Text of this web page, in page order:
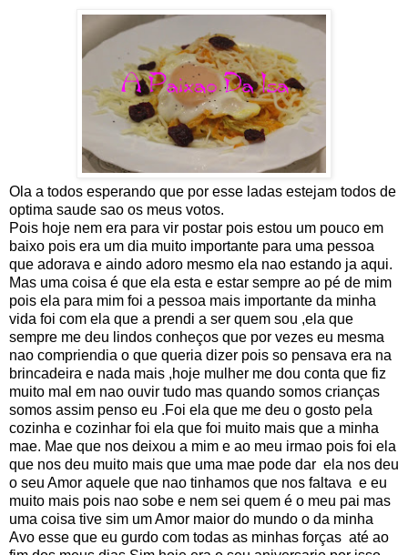
Ola a todos esperando que por esse ladas estejam todos de
optima saude sao os meus votos.
Pois hoje nem era para vir postar pois estou um pouco em
baixo pois era um dia muito importante para uma pessoa
que adorava e aindo adoro mesmo ela nao estando ja aqui.
Mas uma coisa é que ela esta e estar sempre ao pé de mim
pois ela para mim foi a pessoa mais importante da minha
vida foi com ela que a prendi a ser quem sou ,ela que
sempre me deu lindos conheços que por vezes eu mesma
nao compriendia o que queria dizer pois so pensava era na
brincadeira e nada mais ,hoje mulher me dou conta que fiz
muito mal em nao ouvir tudo mas quando somos crianças
somos assim penso eu .Foi ela que me deu o gosto pela
cozinha e cozinhar foi ela que foi muito mais que a minha
mae. Mae que nos deixou a mim e ao meu irmao pois foi ela
que nos deu muito mais que uma mae pode dar ela nos deu
o seu Amor aquele que nao tinhamos que nos faltava e eu
muito mais pois nao sobe e nem sei quem é o meu pai mas
uma coisa tive sim um Amor maior do mundo o da minha
Avo esse que eu gurdo com todas as minhas forças até ao